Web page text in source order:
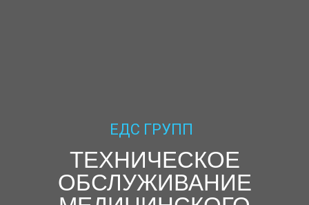
ЕДС ГРУПП
ТЕХНИЧЕСКОЕ
ОБСЛУЖИВАНИЕ